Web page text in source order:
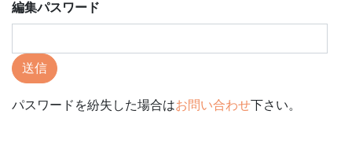
編集パスワード
送信
パスワードを紛失した場合はお問い合わせ下さい。